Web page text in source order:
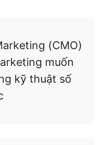
(CMO)
muốn
kỹ thuật số